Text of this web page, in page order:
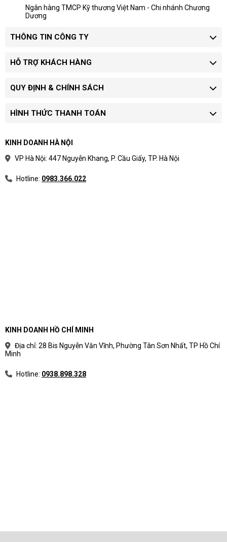
Ngân hàng TMCP Kỹ thương Việt Nam - Chi nhánh Chương
Dương
THÔNG TIN CÔNG TY
HỖ TRỢ KHÁCH HÀNG
QUY ĐỊNH & CHÍNH SÁCH
HÌNH THỨC THANH TOÁN
KINH DOANH HÀ NỘI
VP Hà Nội: 447 Nguyễn Khang, P. Cầu Giấy, TP. Hà Nội
Hotline: 0983.366.022
KINH DOANH HỒ CHÍ MINH
Địa chỉ: 28 Bis Nguyễn Văn Vĩnh, Phường Tân Sơn Nhất, TP Hồ Chí
Minh
Hotline: 0938.898.328